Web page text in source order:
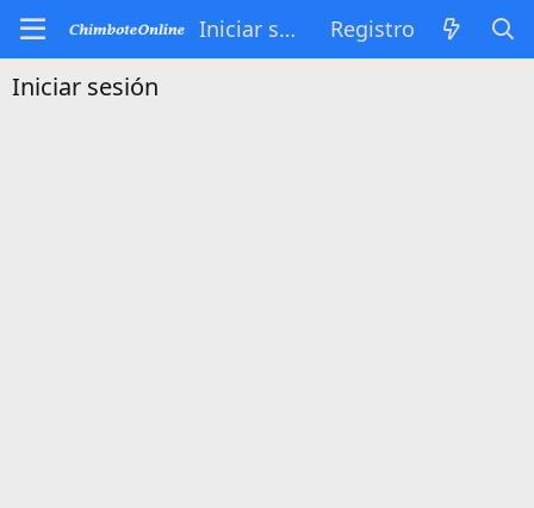
Iniciar sesión Registro
Iniciar sesión